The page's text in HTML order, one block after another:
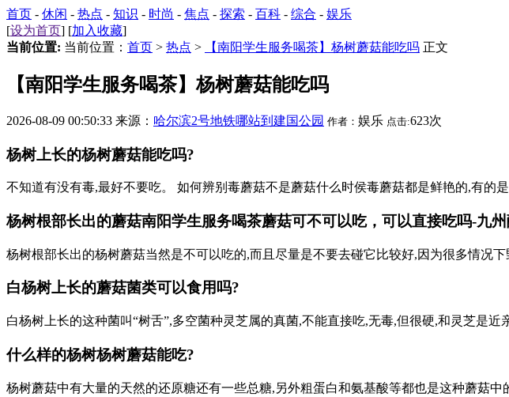
首页 - 休闲 - 热点 - 知识 - 时尚 - 焦点 - 探索 - 百科 - 综合 - 娱乐
[设为首页] [加入收藏]
当前位置: 当前位置： 首页 > 热点 > 【南阳学生服务喝茶】杨树蘑菇能吃吗 正文
【南阳学生服务喝茶】杨树蘑菇能吃吗
2026-08-09 00:50:33 来源： 哈尔滨2号地铁哪站到建国公园 作者： 娱乐 点击:623次
杨树上长的杨树蘑菇能吃吗?
不知道有没有毒,最好不要吃。 如何辨别毒蘑菇不是蘑菇什么时侯毒蘑菇都是鲜艳的,有
杨树根部长出的蘑菇南阳学生服务喝茶蘑菇可不可以吃，可以直接吃吗-九州
杨树根部长出的杨树蘑菇当然是不可以吃的,而且尽量是不要去碰它比较好,因为很多情况
白杨树上长的蘑菇菌类可以食用吗?
白杨树上长的这种菌叫“树舌”,多空菌种灵芝属的真菌,不能直接吃,无毒,但很硬,和灵芝是
什么样的杨树杨树蘑菇能吃?
杨树蘑菇中有大量的天然的还原糖还有一些总糖,另外粗蛋白和氨基酸等都也是这种蘑菇